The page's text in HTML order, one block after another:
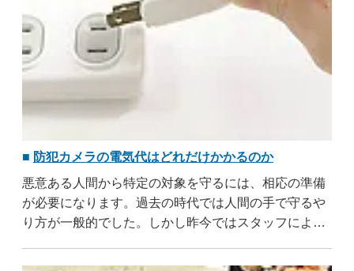
防犯カメラの電気代はどれだけかかるのか
悪意ある人間から特定の対象を守るには、相応の準備
が必要になります。過去の時代では人間の手で守るや
り方が一般的でした。しかし昨今ではスタッフによる